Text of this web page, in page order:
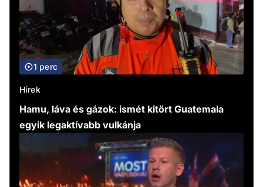
1 perc
Hírek
Hamu, láva és gázok: ismét kitört Guatemala
egyik legaktívabb vulkánja